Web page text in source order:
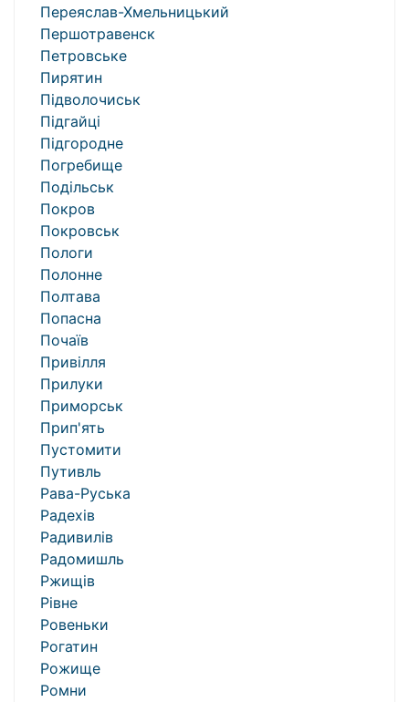
Переяслав-Хмельницький
Першотравенск
Петровське
Пирятин
Підволочиськ
Підгайці
Підгородне
Погребище
Подільськ
Покров
Покровськ
Пологи
Полонне
Полтава
Попасна
Почаїв
Привілля
Прилуки
Приморськ
Прип'ять
Пустомити
Путивль
Рава-Руська
Радехів
Радивилів
Радомишль
Ржищів
Рівне
Ровеньки
Рогатин
Рожище
Ромни